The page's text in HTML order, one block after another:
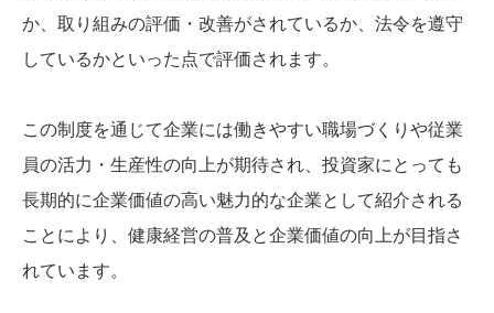
か、取り組みの評価・改善がされているか、法令を遵守
しているかといった点で評価されます。
この制度を通じて企業には働きやすい職場づくりや従業
員の活力・生産性の向上が期待され、投資家にとっても
長期的に企業価値の高い魅力的な企業として紹介される
ことにより、健康経営の普及と企業価値の向上が目指さ
れています。